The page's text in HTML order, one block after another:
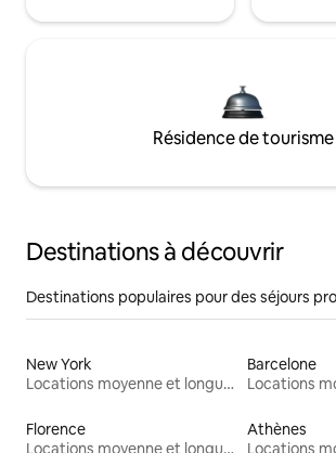
Résidence de tourisme
Destinations à découvrir
Destinations populaires pour des séjours
New York
Locations moyenne et longue durée
Barcelone
Florence
Locations moyenne et longue durée
Athènes